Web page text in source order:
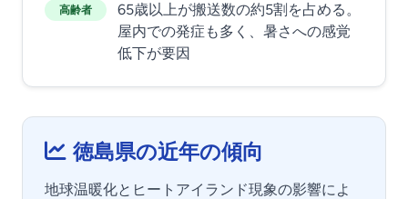
高齢者
65歳以上が搬送数の約5割を占める。
屋内での発症も多く、暑さへの感覚
低下が要因
徳島県の近年の傾向
地球温暖化とヒートアイランド現象の影響によ